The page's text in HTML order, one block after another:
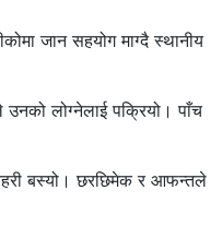
जान सहयोग माग्दै स्थानीय
उनको लोग्नेलाई पक्रियो। पाँच
बस्यो। छरछिमेक र आफन्तले